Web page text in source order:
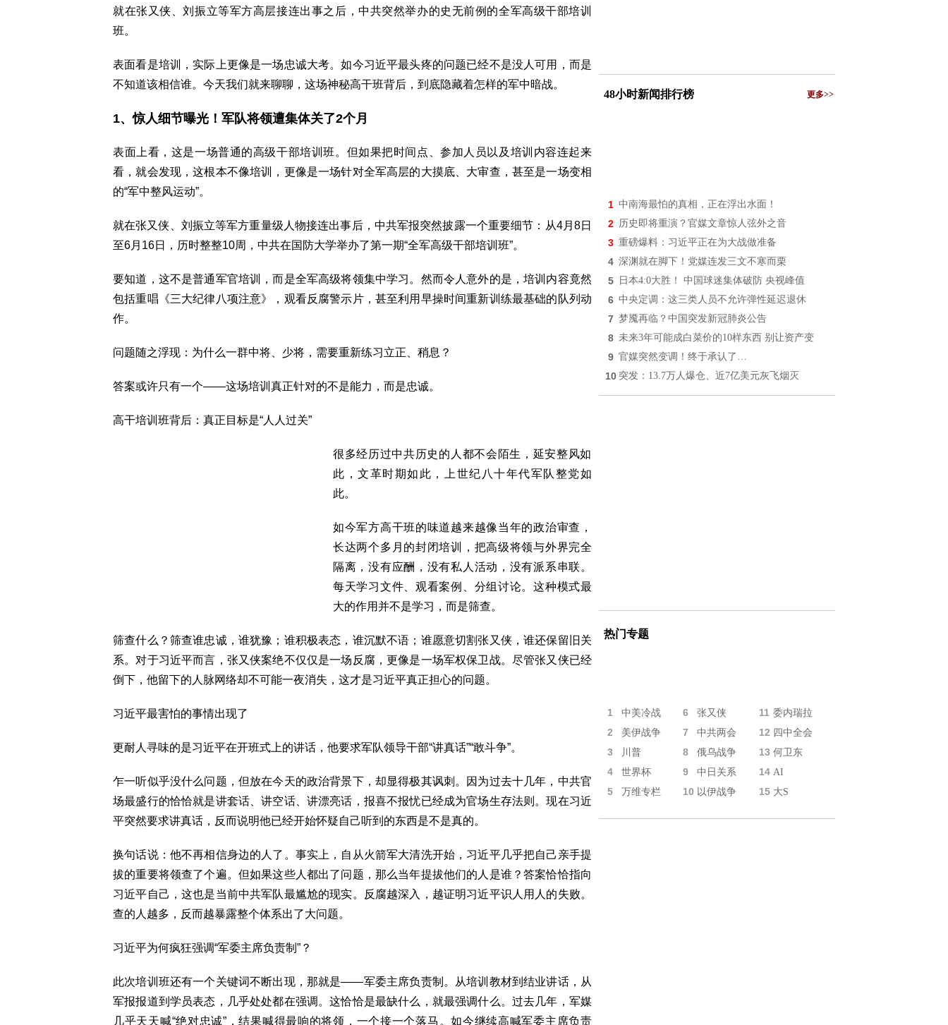
就在张又侠、刘振立等军方高层接连出事之后，中共突然举办的史无前例的全军高级干部培训
班。
表面看是培训，实际上更像是一场忠诚大考。如今习近平最头疼的问题已经不是没人可用，而是
不知道该相信谁。今天我们就来聊聊，这场神秘高干班背后，到底隐藏着怎样的军中暗战。
1、惊人细节曝光！军队将领遭集体关了2个月
表面上看，这是一场普通的高级干部培训班。但如果把时间点、参加人员以及培训内容连起来
看，就会发现，这根本不像培训，更像是一场针对全军高层的大摸底、大审查，甚至是一场变相
的“军中整风运动”。
就在张又侠、刘振立等军方重量级人物接连出事后，中共军报突然披露一个重要细节：从4月8日
至6月16日，历时整整10周，中共在国防大学举办了第一期“全军高级干部培训班”。
要知道，这不是普通军官培训，而是全军高级将领集中学习。然而令人意外的是，培训内容竟然
包括重唱《三大纪律八项注意》，观看反腐警示片，甚至利用早操时间重新训练最基础的队列动
作。
问题随之浮现：为什么一群中将、少将，需要重新练习立正、稍息？
答案或许只有一个——这场培训真正针对的不是能力，而是忠诚。
高干培训班背后：真正目标是“人人过关”
很多经历过中共历史的人都不会陌生，延安整风如
此，文革时期如此，上世纪八十年代军队整党如
此。
如今军方高干班的味道越来越像当年的政治审查，
长达两个多月的封闭培训，把高级将领与外界完全
隔离，没有应酬，没有私人活动，没有派系串联。
每天学习文件、观看案例、分组讨论。这种模式最
大的作用并不是学习，而是筛查。
筛查什么？筛查谁忠诚，谁犹豫；谁积极表态，谁沉默不语；谁愿意切割张又侠，谁还保留旧关
系。对于习近平而言，张又侠案绝不仅仅是一场反腐，更像是一场军权保卫战。尽管张又侠已经
倒下，他留下的人脉网络却不可能一夜消失，这才是习近平真正担心的问题。
习近平最害怕的事情出现了
更耐人寻味的是习近平在开班式上的讲话，他要求军队领导干部“讲真话”“敢斗争”。
乍一听似乎没什么问题，但放在今天的政治背景下，却显得极其讽刺。因为过去十几年，中共官
场最盛行的恰恰就是讲套话、讲空话、讲漂亮话，报喜不报忧已经成为官场生存法则。现在习近
平突然要求讲真话，反而说明他已经开始怀疑自己听到的东西是不是真的。
换句话说：他不再相信身边的人了。事实上，自从火箭军大清洗开始，习近平几乎把自己亲手提
拔的重要将领查了个遍。但如果这些人都出了问题，那么当年提拔他们的人是谁？答案恰恰指向
习近平自己，这也是当前中共军队最尴尬的现实。反腐越深入，越证明习近平识人用人的失败。
查的人越多，反而越暴露整个体系出了大问题。
习近平为何疯狂强调“军委主席负责制”？
此次培训班还有一个关键词不断出现，那就是——军委主席负责制。从培训教材到结业讲话，从
军报报道到学员表态，几乎处处都在强调。这恰恰是最缺什么，就最强调什么。过去几年，军媒
几乎天天喊“绝对忠诚”，结果喊得最响的将领，一个接一个落马。如今继续高喊军委主席负责
48小时新闻排行榜 更多>>
1 中南海最怕的真相，正在浮出水面！
2 历史即将重演？官媒文章惊人弦外之音
3 重磅爆料：习近平正在为大战做准备
4 深渊就在脚下！党媒连发三文不寒而栗
5 日本4:0大胜！ 中国球迷集体破防 央视峰值
6 中央定调：这三类人员不允许弹性延迟退休
7 梦魇再临？中国突发新冠肺炎公告
8 未来3年可能成白菜价的10样东西 别让资产变
9 官媒突然变调！终于承认了…
10 突发：13.7万人爆仓、近7亿美元灰飞烟灭
热门专题
1 中美冷战 6 张又侠 11 委内瑞拉
2 美伊战争 7 中共两会 12 四中全会
3 川普 8 俄乌战争 13 何卫东
4 世界杯 9 中日关系 14 AI
5 万维专栏 10 以伊战争 15 大S